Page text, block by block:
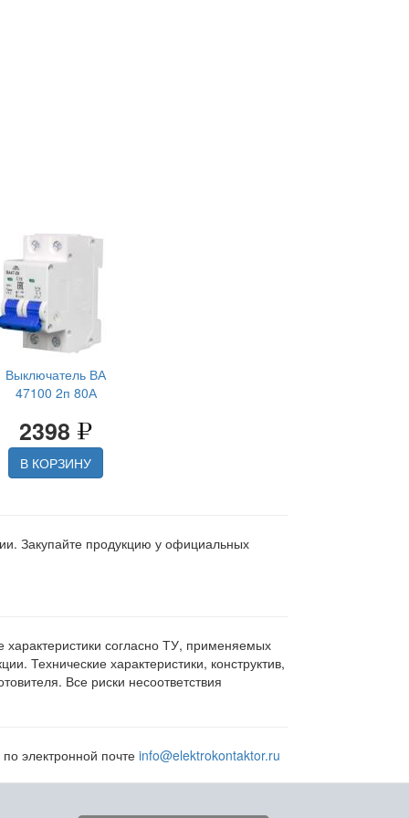
Выключатель ВА
47100 2п 80А
2398
В КОРЗИНУ
Закупайте продукцию у официальных
характеристики согласно ТУ, применяемых
Технические характеристики, конструктив,
Все риски несоответствия
электронной почте info@elektrokontaktor.ru